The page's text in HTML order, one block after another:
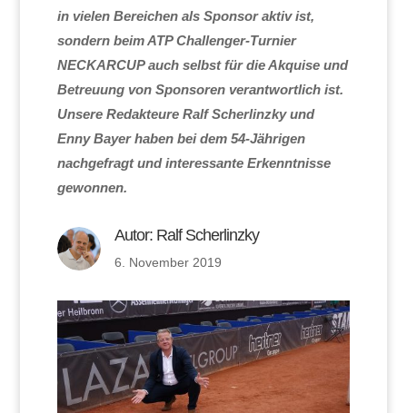
in vielen Bereichen als Sponsor aktiv ist,
sondern beim ATP Challenger-Turnier
NECKARCUP auch selbst für die Akquise und
Betreuung von Sponsoren verantwortlich ist.
Unsere Redakteure Ralf Scherlinzky und
Enny Bayer haben bei dem 54-Jährigen
nachgefragt und interessante Erkenntnisse
gewonnen.
Autor: Ralf Scherlinzky
6. November 2019